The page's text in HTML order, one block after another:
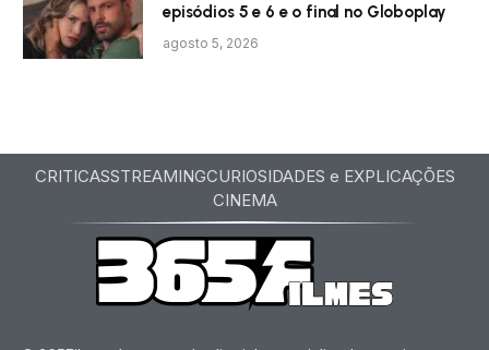
episódios 5 e 6 e o final no Globoplay
agosto 5, 2026
CRITICASSTREAMINGCURIOSIDADES e EXPLICAÇÕES
CINEMA